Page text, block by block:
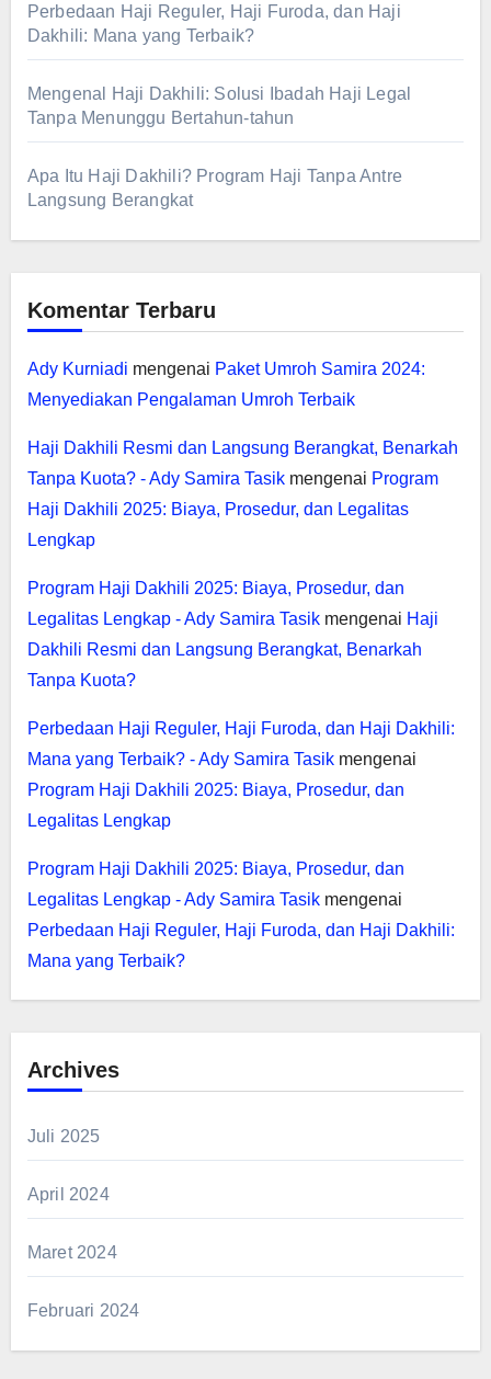
Perbedaan Haji Reguler, Haji Furoda, dan Haji
Dakhili: Mana yang Terbaik?
Mengenal Haji Dakhili: Solusi Ibadah Haji Legal
Tanpa Menunggu Bertahun-tahun
Apa Itu Haji Dakhili? Program Haji Tanpa Antre
Langsung Berangkat
Komentar Terbaru
Ady Kurniadi mengenai Paket Umroh Samira 2024:
Menyediakan Pengalaman Umroh Terbaik
Haji Dakhili Resmi dan Langsung Berangkat, Benarkah
Tanpa Kuota? - Ady Samira Tasikmengenai Program
Haji Dakhili 2025: Biaya, Prosedur, dan Legalitas
Lengkap
Program Haji Dakhili 2025: Biaya, Prosedur, dan
Legalitas Lengkap - Ady Samira Tasikmengenai Haji
Dakhili Resmi dan Langsung Berangkat, Benarkah
Tanpa Kuota?
Perbedaan Haji Reguler, Haji Furoda, dan Haji Dakhili:
Mana yang Terbaik? - Ady Samira Tasikmengenai
Program Haji Dakhili 2025: Biaya, Prosedur, dan
Legalitas Lengkap
Program Haji Dakhili 2025: Biaya, Prosedur, dan
Legalitas Lengkap - Ady Samira Tasikmengenai
Perbedaan Haji Reguler, Haji Furoda, dan Haji Dakhili:
Mana yang Terbaik?
Archives
Juli 2025
April 2024
Maret 2024
Februari 2024